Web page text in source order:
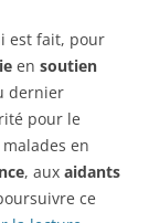
est fait, pour
en soutien
dernier
pour le
en
, aux aidants
ce